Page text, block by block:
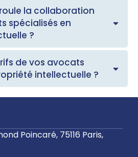
la collaboration
spécialisés en
?
de vos avocats
intellectuelle ?
Poincaré, 75116 Paris,